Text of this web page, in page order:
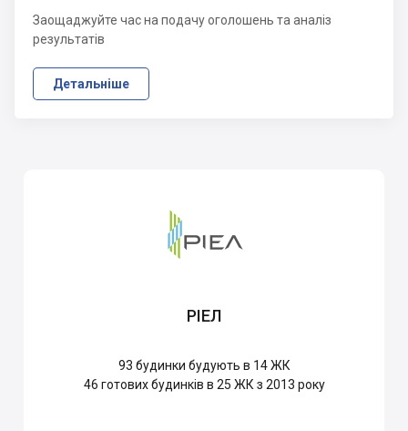
Заощаджуйте час на подачу оголошень та аналіз
результатів
Детальніше
РІЕЛ
93 будинки будують в 14 ЖК
46 готових будинків в 25 ЖК з 2013 року